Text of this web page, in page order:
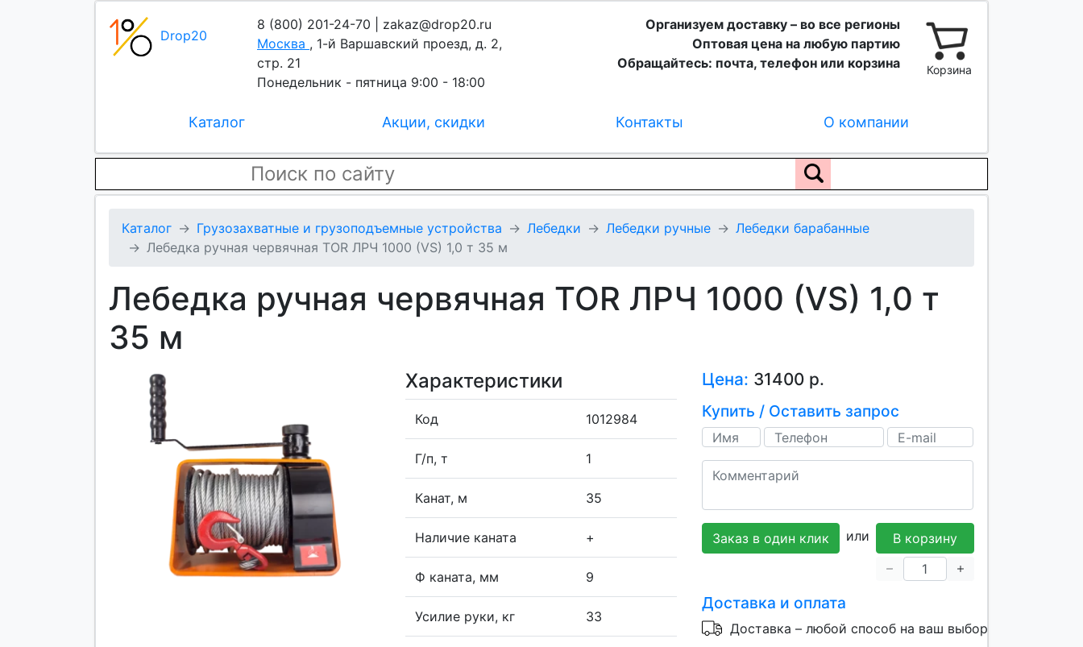
Drop20
8 (800) 201-24-70 | zakaz@drop20.ru
Москва , 1-й Варшавский проезд, д. 2,
стр. 21
Понедельник - пятница 9:00 - 18:00
Организуем доставку – во все регионы
Оптовая цена на любую партию
Обращайтесь: почта, телефон или корзина
Корзина
Каталог Акции, скидки Контакты О компании
Каталог Грузозахватные и грузоподъемные устройства Лебедки Лебедки ручные
Лебедки барабанные
Лебедка ручная червячная TOR ЛРЧ 1000 (VS) 1,0 т 35 м
Лебедка ручная червячная TOR ЛРЧ 1000 (VS) 1,0 т
35 м
Характеристики
Код 1012984
Г/п, т 1
Канат, м 35
Наличие каната +
Ф каната, мм 9
Усилие руки, кг 33
Цена: 31400 р.
Купить / Оставить запрос
Заказ в один клик или В корзину
Доставка и оплата
Доставка – любой способ на ваш выбор